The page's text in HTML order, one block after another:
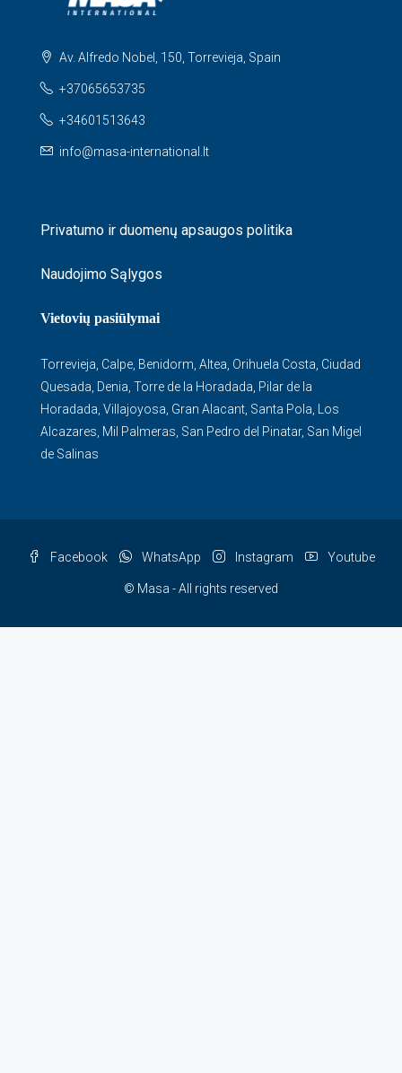
Av. Alfredo Nobel, 150, Torrevieja, Spain
+37065653735
+34601513643
info@masa-international.lt
Privatumo ir duomenų apsaugos politika
Naudojimo Sąlygos
Vietovių pasiūlymai
Torrevieja Calpe Benidorm Altea Orihuela Costa Ciudad
Quesada Denia Torre de la Horadada Pilar de la
Horadada Villajoyosa Gran Alacant Santa Pola Los
Alcazares Mil Palmeras San Pedro del Pinatar, San Migel
de Salinas
Facebook WhatsApp Instagram Youtube
© Masa - All rights reserved